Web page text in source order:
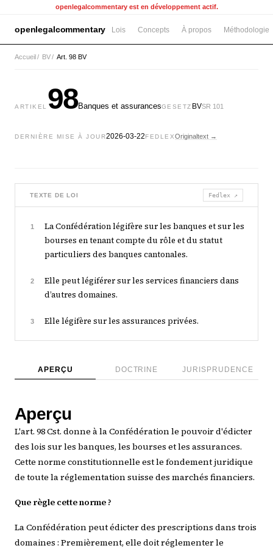
openlegalcommentary est en développement actif.
openlegalcommentary Lois Concepts À propos Méthodologie
Accueil/ BV/ Art. 98 BV
ARTIKEL 98Banques et assurancesGESETZ BVSR 101
DERNIÈRE MISE À JOUR2026-03-22FEDLEXOriginaltext →
TEXTE DE LOI Fedlex ↗
1
La Confédération légifère sur les banques et sur les
bourses en tenant compte du rôle et du statut
particuliers des banques cantonales.
2
Elle peut légiférer sur les services financiers dans
d’autres domaines.
3 Elle légifère sur les assurances privées.
APERÇU DOCTRINE JURISPRUDENCE
Aperçu
L'art. 98 Cst. donne à la Confédération le pouvoir d'édicter
des lois sur les banques, les bourses et les assurances.
Cette norme constitutionnelle est le fondement juridique
de toute la réglementation suisse des marchés financiers.
Que règle cette norme ?
La Confédération peut édicter des prescriptions dans trois
domaines : Premièrement, elle doit réglementer le